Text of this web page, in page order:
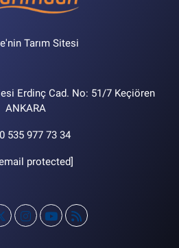
Tarım Sitesi
Erdinç Cad. No: 51/7 Keçiören
ANKARA
0 535 977 73 34
protected]